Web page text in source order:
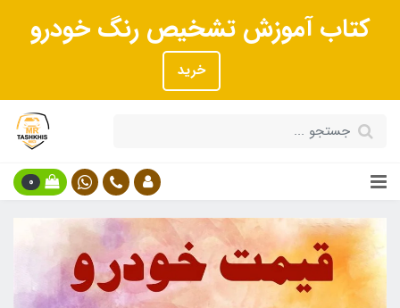
کتاب آموزش تشخیص رنگ خودرو
خرید
0